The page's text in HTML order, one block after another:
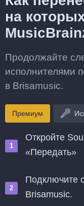
на
Продолжайте
исполнителями
в Brisamusic.
Премиум
Откройте
«Передать»
Подключите
Brisamusic.